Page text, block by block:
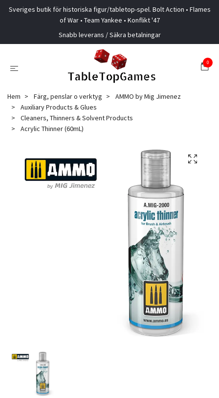
Sveriges butik för historiska figur/tabletop-spel. Bolt Action • Flames
of War • Team Yankee • Konflikt '47
Snabb leverans / Säkra betalningar
0
Hem Färg, penslar o verktyg
AMMO by Mig Jimenez
Auxiliary Products & Glues
Cleaners, Thinners & Solvent Products
Acrylic Thinner (60mL)